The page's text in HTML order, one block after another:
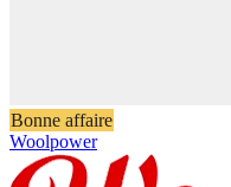
Bonne affaire
Woolpower